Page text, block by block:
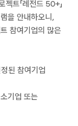
트「레전드 50+」
을 안내하오니,
참여기업의 많은
된 참여기업
기업 또는